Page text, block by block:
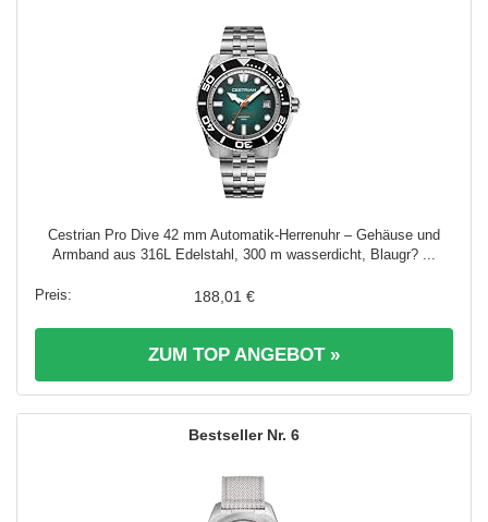
Cestrian Pro Dive 42 mm Automatik-Herrenuhr – Gehäuse und
Armband aus 316L Edelstahl, 300 m wasserdicht, Blaugr? ...
188,01 €
ZUM TOP ANGEBOT »
6